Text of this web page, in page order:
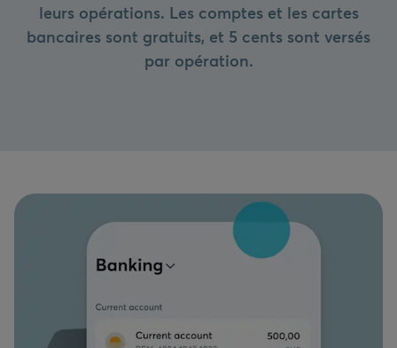
leurs opérations. Les comptes et les cartes
bancaires sont gratuits, et 5 cents sont versés
par opération.